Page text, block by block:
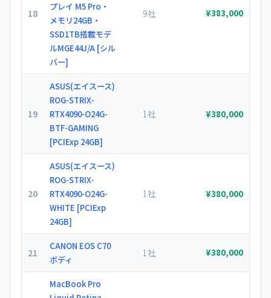
18
プレイ M5 Pro・
メモリ24GB・
SSD1TB搭載モデ
ルMGE44J/A [シル
バー]
9社 ¥383,000
19
ASUS(エイスース)
ROG-STRIX-
RTX4090-O24G-
BTF-GAMING
[PCIExp 24GB]
1社 ¥380,000
20
ASUS(エイスース)
ROG-STRIX-
RTX4090-O24G-
WHITE [PCIExp
24GB]
1社 ¥380,000
21
CANON EOS C70
ボディ
1社 ¥380,000
MacBook Pro